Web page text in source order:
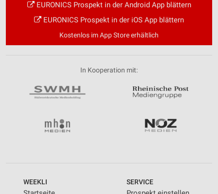
EURONICS Prospekt in der Android App blättern
EURONICS Prospekt in der iOS App blättern
Kostenlos im App Store erhältlich
In Kooperation mit:
WEEKLI SERVICE